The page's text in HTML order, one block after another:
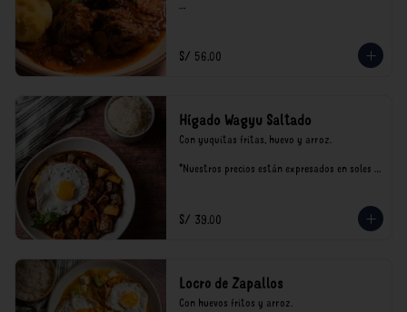
consumo.
S/ 56.00
Hígado Wagyu Saltado
Con yuquitas fritas, huevo y arroz.
*Nuestros precios están expresados en soles e
S/ 39.00
Locro de Zapallos
Con huevos fritos y arroz.